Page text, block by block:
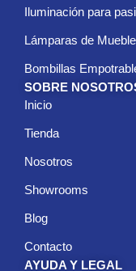
Iluminación para
Lámparas de
Bombillas
SOBRE
Inicio
Tienda
Nosotros
Showrooms
Blog
Contacto
AYUDA Y LEGAL